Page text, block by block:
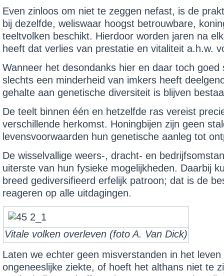
Even zinloos om niet te zeggen nefast, is de
bij dezelfde, weliswaar hoogst betrouwbare,
teeltvolken beschikt. Hierdoor worden jaren na
heeft dat verlies van prestatie en vitaliteit a.h.w.
Wanneer het desondanks hier en daar toch
slechts een minderheid van imkers heeft
gehalte aan geneti­sche diversiteit is blijven
De teelt binnen één en hetzelfde ras vereist
verschillende herkomst. Honingbijen zijn geen
levensvoor­waarden hun genetische aanleg tot
De wisselvallige weers-, dracht- en
uiterste van hun fysieke mogelijkheden. Daarbij
breed gedi­versifieerd erfelijk patroon; dat is de
reageren op alle uitdagingen.
Vitale volken overleven (foto A. Van Dick)
Laten we echter geen misverstan­den in het
ongeneeslijke ziekte, of hoeft het althans niet te